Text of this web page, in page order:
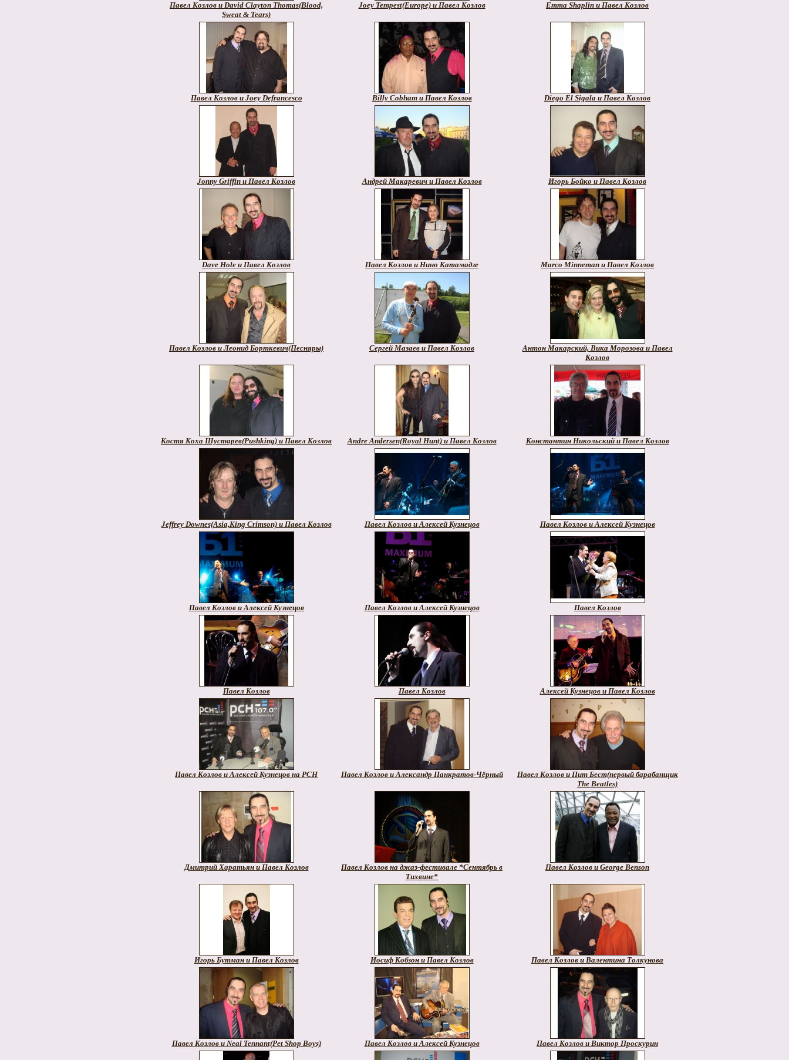
Павел Козлов и David Clayton Thomas(Blood,
Sweat & Tears)
Joey Tempest(Europe) и Павел Козлов Emma Shaplin и Павел Козлов
Павел Козлов и Joey Defrancesco Billy Cobham и Павел Козлов Diego El Sigala и Павел Козлов
Jonny Griffin и Павел Козлов Андрей Макаревич и Павел Козлов Игорь Бойко и Павел Козлов
Dave Hole и Павел Козлов Павел Козлов и Нино Катамадзе Marco Minneman и Павел Козлов
Павел Козлов и Леонид Борткевич(Песняры) Сергей Мазаев и Павел Козлов
Антон Макарский, Вика Морозова и Павел
Козлов
Костя Коха Шустарев(Pushking) и Павел Козлов Andre Andersen(Royal Hunt) и Павел Козлов Константин Никольский и Павел Козлов
Jeffrey Downes(Asia,King Crimson) и Павел Козлов Павел Козлов и Алексей Кузнецов Павел Козлов и Алексей Кузнецов
Павел Козлов и Алексей Кузнецов Павел Козлов и Алексей Кузнецов Павел Козлов
Павел Козлов Павел Козлов Алексей Кузнецов и Павел Козлов
Павел Козлов и Алексей Кузнецов на РСН Павел Козлов и Александр Панкратов-Чёрный
Павел Козлов и Пит Бест(первый барабанщик
The Beatles)
Дмитрий Харатьян и Павел Козлов
Павел Козлов на джаз-фестивале *Сентябрь в
Тихвине*
Павел Козлов и George Benson
Игорь Бутман и Павел Козлов Иосиф Кобзон и Павел Козлов Павел Козлов и Валентина Толкунова
Павел Козлов и Neal Tennant(Pet Shop Boys) Павел Козлов и Алексей Кузнецов Павел Козлов и Виктор Проскурин